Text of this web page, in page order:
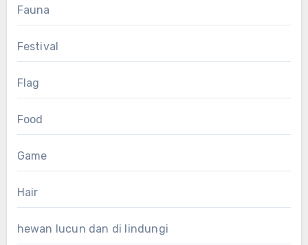
Fauna
Festival
Flag
Food
Game
Hair
hewan lucun dan di lindungi